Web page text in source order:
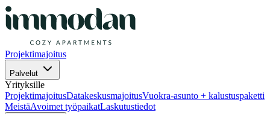
Projektimajoitus
Palvelut
Yrityksille
ProjektimajoitusDatakeskusmajoitusVuokra-asunto + kalustuspaketti
MeistäAvoimet työpaikatLaskutustiedot